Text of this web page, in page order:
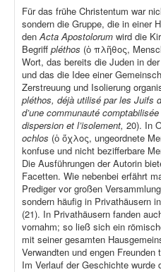
Für das frühe Christentum war
sondern die Gruppe, die in einer
denActa Apostolorum wird die
Begriff pléthos (ὁ πλῆθος,
Wort, das bereits die Juden in
und das die Idee einer
Zerstreuung und Isolierung
pléthos, déjà utilisé par les Juifs
d’une communauté
dispersion et l’isolement, 20). In
ochlos (ὁ ὄχλος, ungeordnete
konfuse und nicht bezifferbare
Die Ausführungen der Autorin
Facetten. Wie nebenbei erfährt
Prediger vor großen
sondern häufig in Privathäusern
(21). In Privathäusern fanden
vornahm; so ließ sich ein
mit seiner gesamten
Verwandten und engen
Im Verlauf der Geschichte wurde